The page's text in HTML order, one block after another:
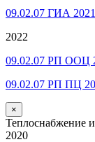
09.02.07 ГИА 2021
2022
09.02.07 РП ООЦ
09.02.07 РП ПЦ
×
Теплоснабжение
2020